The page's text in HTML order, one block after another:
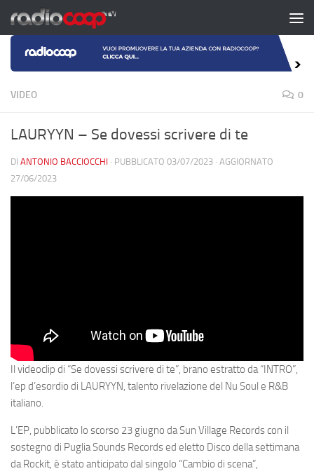
Salta al contenuto
VIDEO 0
LAURYYN – Se dovessi scrivere di te
DI ANTONIO BACCIOCCHI · PUBBLICATO 03/07/2023 · AGGIORNATO
27/06/2023
Il videoclip di “Se dovessi scrivere di te”, brano estratto da “INTRO”,
l’ep d’esordio di LAURYYN, talento rivelazione del Nu Soul e R&B
italiano.
L’EP, pubblicato lo scorso 23 giugno da Sun Village Records con il
sostegno di Puglia Sounds Records ed eletto Disco della settimana
da Rockit, è stato anticipato dal singolo “Cambio di scena”,